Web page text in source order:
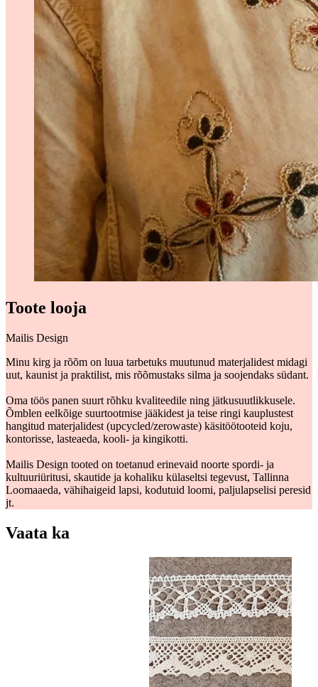
Toote looja
Mailis Design
Minu kirg ja rõõm on luua tarbetuks muutunud materjalidest midagi
uut, kaunist ja praktilist, mis rõõmustaks silma ja soojendaks südant.
Oma töös panen suurt rõhku kvaliteedile ning jätkusuutlikkusele.
Õmblen eelkõige suurtootmise jääkidest ja teise ringi kauplustest
hangitud materjalidest (upcycled/zerowaste) käsitöötooteid koju,
kontorisse, lasteaeda, kooli- ja kingikotti.
Mailis Design tooted on toetanud erinevaid noorte spordi- ja
kultuuriüritusi, skautide ja kohaliku külaseltsi tegevust, Tallinna
Loomaaeda, vähihaigeid lapsi, kodutuid loomi, paljulapselisi peresid
jt.
Vaata ka